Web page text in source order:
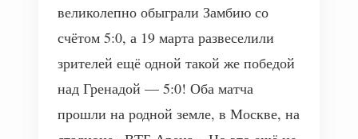
великолепно обыграли Замбию со
счётом 5:0, а 19 марта развеселили
зрителей ещё одной такой же победой
над Гренадой — 5:0! Оба матча
прошли на родной земле, в Москве, на